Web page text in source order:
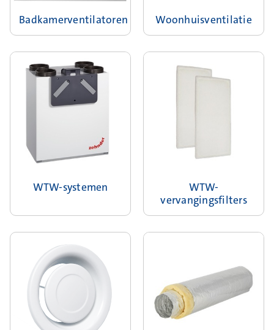
Badkamerventilatoren Woonhuisventilatie
WTW-systemen
WTW-
vervangingsfilters